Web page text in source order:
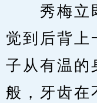
秀梅立即
觉到后背上
子从有温的
般，牙齿在